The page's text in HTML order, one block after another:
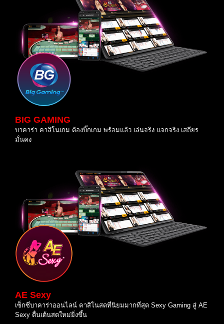
BIG GAMING
บาคาร่า คาสิโนเกม ต้องบิ๊กเกม พร้อมแล้ว เล่นจริง แจกจริง เสถียร
มั่นคง
AE Sexy
เซ็กซี่บาคาร่าออนไลน์ คาสิโนสดที่นิยมมากที่สุด Sexy Gaming สู่ AE
Sexy ตื่นเต้นสดใหม่ยิ่งขึ้น